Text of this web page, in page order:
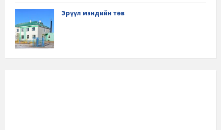
Эрүүл мэндийн төв